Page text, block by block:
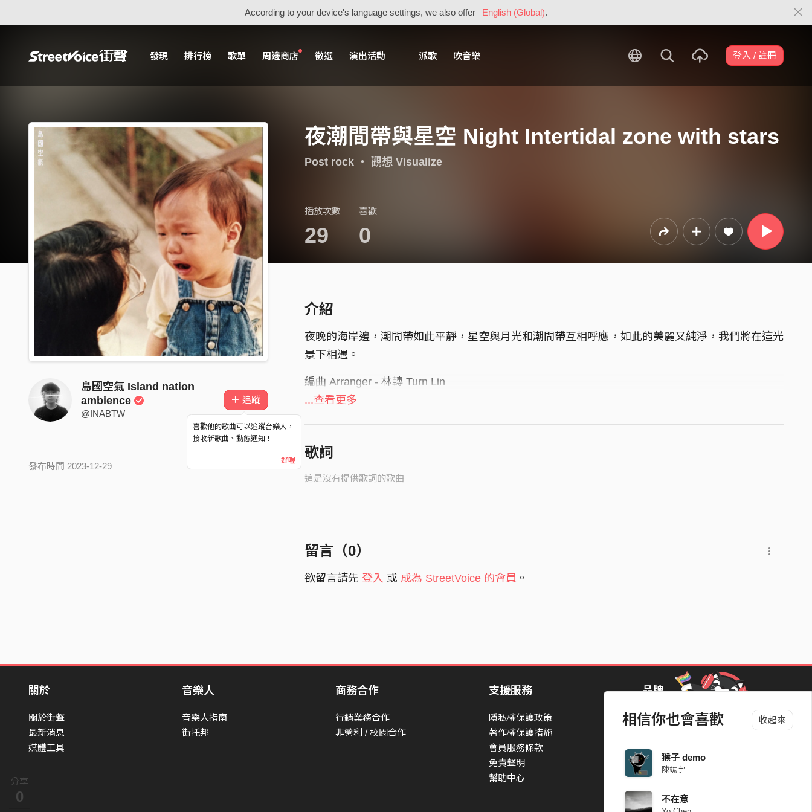
According to your device's language settings, we also offer English (Global).
發現 排行榜 歌單 周邊商店 徵選 演出活動 派歌 吹音樂 登入 / 註冊
分享
0
相信你也會喜歡 收起來
猴子 demo
陳竑宇
不在意
夜潮間帶與星空 Night Intertidal zone with stars
Post rock・ 觀想 Visualize
播放次數
29
喜歡
0
島國空氣 Island nation
ambience
@INABTW
＋ 追蹤
喜歡他的歌曲可以追蹤音樂人，
接收新歌曲、動態通知！
好喔
發布時間 2023-12-29
介紹
夜晚的海岸邊，潮間帶如此平靜，星空與月光和潮間帶互相呼應，如此的美麗又純淨，我們將在這光
景下相遇。
編曲 Arranger - 林轉 Turn Lin
錄音師 Recording Engineer - 林轉 Turn Lin
母帶後期處理 Mastering Engineer｜林轉 Turn Lin
Tiny Planet Studio 2017
...查看更多
歌詞
這是沒有提供歌詞的歌曲
留言（0）
欲留言請先 登入 或 成為 StreetVoice 的會員 。
關於
關於街聲
最新消息
媒體工具
音樂人
音樂人指南
街托邦
商務合作
行銷業務合作
非營利 / 校園合作
支援服務
隱私權保護政策
著作權保護措施
會員服務條款
免責聲明
幫助中心
品牌
StreetVoice Awards 街聲音樂獎
Blow 吹音樂
Packer 派歌
SimpleLife 簡單生活節
ParkPark Carnival
一起比 YEAH 吧